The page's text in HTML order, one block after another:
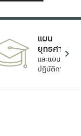
แผน
ยุทธศาสตร์
และแผน
ปฏิบัติการ